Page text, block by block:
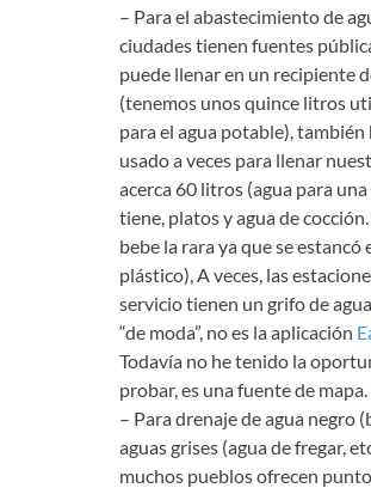
– Para el abastecimiento de
ciudades tienen fuentes
puede llenar en un recipiente
(tenemos unos quince litros
para el agua potable), también
usado a veces para llenar
acerca 60 litros (agua para una
tiene, platos y agua de
bebe la rara ya que se estancó
plástico), A veces, las
servicio tienen un grifo de
“de moda”, no es la aplicación
Todavía no he tenido la
probar, es una fuente de mapa.
– Para drenaje de agua negro
aguas grises (agua de fregar,
muchos pueblos ofrecen